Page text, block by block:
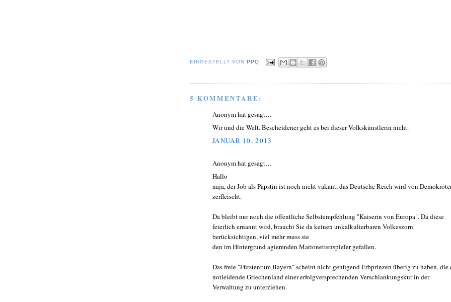
EINGESTELLT VON PPQ
5 KOMMENTARE:
Anonym hat gesagt…
Wir und die Welt. Bescheidener geht es bei dieser Volkskünstlerin nicht.
JANUAR 10, 2013
Anonym hat gesagt…
Hallo
naja, der Job als Päpstin ist noch nicht vakant, das Deutsche Reich wird von
zerfleischt.
Da bleibt nur noch die öffentliche Selbstempfehlung "Kaiserin von Europa". Da diese
feierlich ernannt wird, braucht Sie da keinen unkalkulierbaren Volkeszorn
berücksichtigen, viel mehr muss sie
den im Hintergrund agierenden Marionettenspieler gefallen.
Das freie "Fürstentum Bayern" scheint nicht genügend Erbprinzen überig zu haben, die
notleidende Griechenland einer erfolgversprechenden Verschlankungskur in der
Verwaltung zu unterziehen.